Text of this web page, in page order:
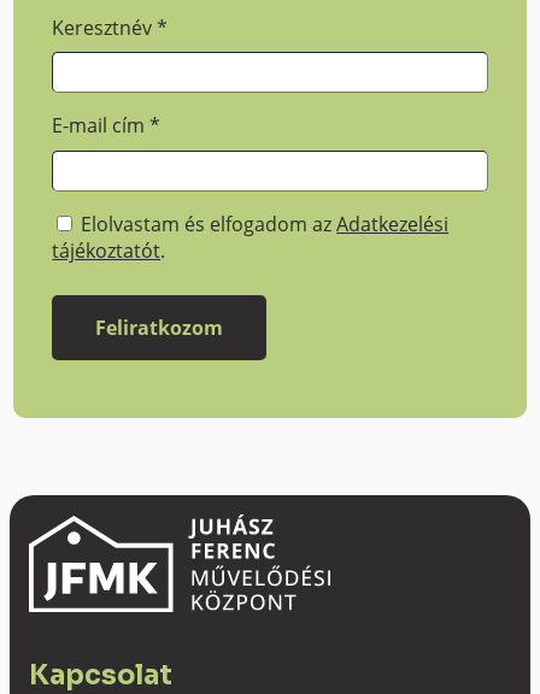
Keresztnév*
E-mail cím*
Elolvastam és elfogadom azAdatkezelési
tájékoztatót.
Kapcsolat